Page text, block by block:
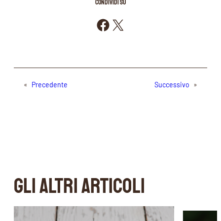
CONDIVIDI SU
Condividi su Facebook
Condividi su X
« Precedente Successivo »
GLI ALTRI ARTICOLI